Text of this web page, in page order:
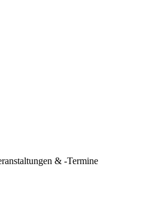
& -Termine